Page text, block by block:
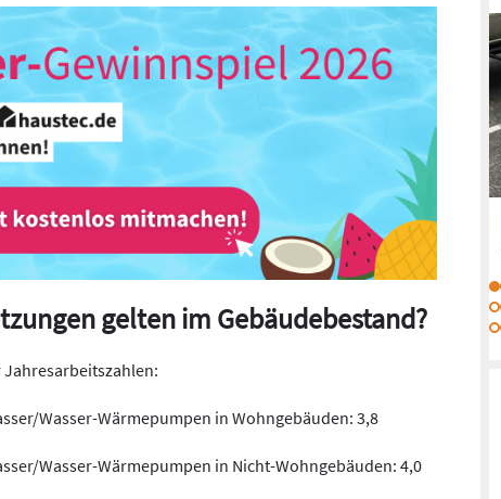
gelten im Gebäudebestand?
Wasser-Wärmepumpen in Wohngebäuden: 3,8
Wasser-Wärmepumpen in Nicht-Wohngebäuden: 4,0